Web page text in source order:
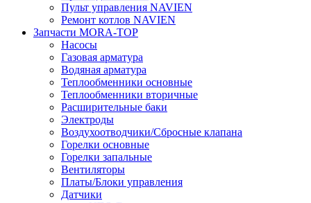
Пульт управления NAVIEN
Ремонт котлов NAVIEN
Запчасти MORA-TOP
Насосы
Газовая арматура
Водяная арматура
Теплообменники основные
Теплообменники вторичные
Расширительные баки
Электроды
Воздухоотводчики/Сбросные клапана
Горелки основные
Горелки запальные
Вентиляторы
Платы/Блоки управления
Датчики